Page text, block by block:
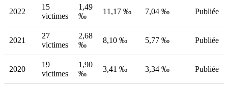
2022
15
victimes
1,49
‰
11,17 ‰ 7,04 ‰ Publiée
2021
27
victimes
2,68
‰
8,10 ‰ 5,77 ‰ Publiée
2020
19
victimes
1,90
‰
3,41 ‰ 3,34 ‰ Publiée